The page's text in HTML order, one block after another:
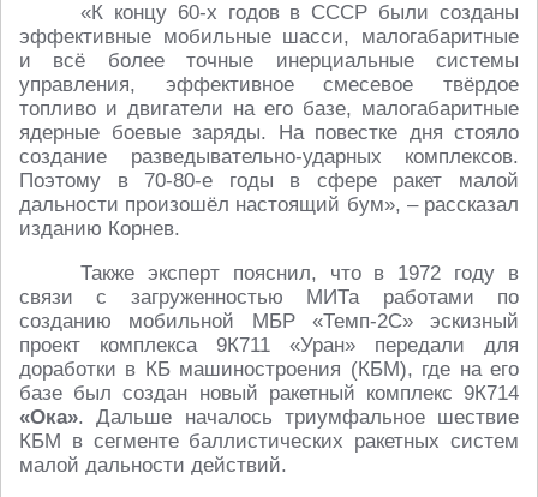
«К концу 60-х годов в СССР были созданы
эффективные мобильные шасси, малогабаритные
и всё более точные инерциальные системы
управления, эффективное смесевое твёрдое
топливо и двигатели на его базе, малогабаритные
ядерные боевые заряды. На повестке дня стояло
создание разведывательно-ударных комплексов.
Поэтому в 70-80-е годы в сфере ракет малой
дальности произошёл настоящий бум», – рассказал
изданию Корнев.
Также эксперт пояснил, что в 1972 году в
связи с загруженностью МИТа работами по
созданию мобильной МБР «Темп-2С» эскизный
проект комплекса 9К711 «Уран» передали для
доработки в КБ машиностроения (КБМ), где на его
базе был создан новый ракетный комплекс 9К714
«Ока». Дальше началось триумфальное шествие
КБМ в сегменте баллистических ракетных систем
малой дальности действий.